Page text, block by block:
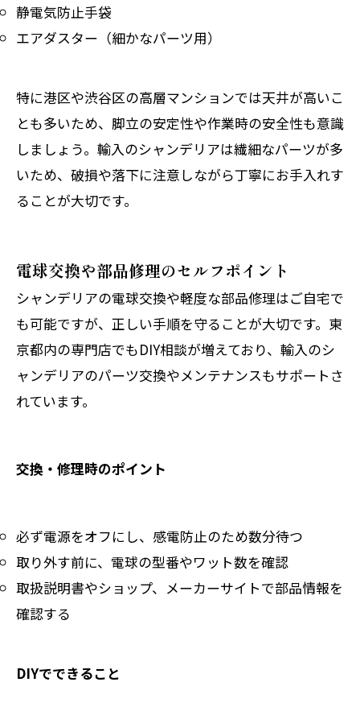
静電気防止手袋
エアダスター（細かなパーツ用）
特に港区や渋谷区の高層マンションでは天井が高いこ
とも多いため、脚立の安定性や作業時の安全性も意識
しましょう。輸入のシャンデリアは繊細なパーツが多
いため、破損や落下に注意しながら丁寧にお手入れす
ることが大切です。
電球交換や部品修理のセルフポイント
シャンデリアの電球交換や軽度な部品修理はご自宅で
も可能ですが、正しい手順を守ることが大切です。東
京都内の専門店でもDIY相談が増えており、輸入のシ
ャンデリアのパーツ交換やメンテナンスもサポートさ
れています。
交換・修理時のポイント
必ず電源をオフにし、感電防止のため数分待つ
取り外す前に、電球の型番やワット数を確認
取扱説明書やショップ、メーカーサイトで部品情報を
確認する
DIYでできること